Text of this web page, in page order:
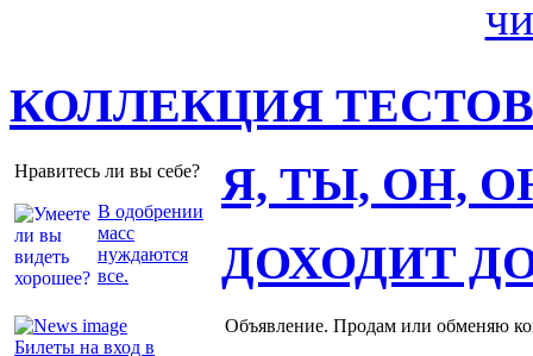
КОЛЛЕКЦИЯ ТЕСТОВ
Нравитесь ли вы себе?
В одобрении
масс
нуждаются
все.
Я, ТЫ, ОН,
Билеты на вход в
ДОХОДИТ
Объявление. Продам или обменяю